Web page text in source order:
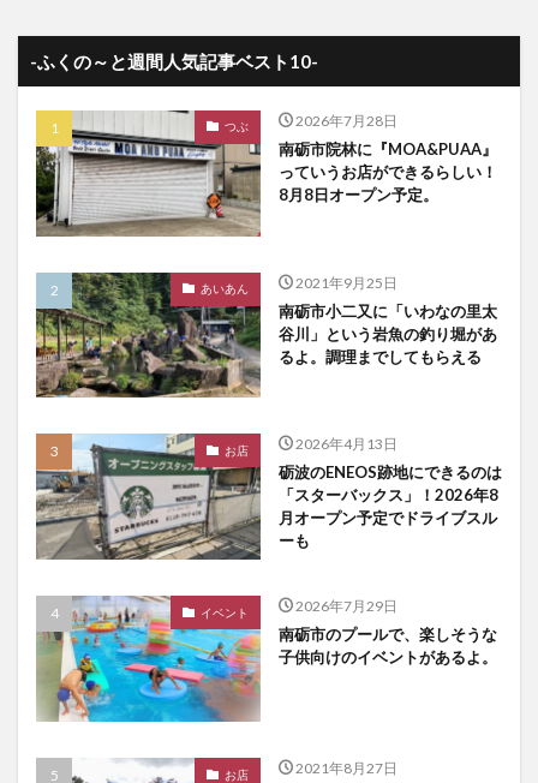
-ふくの～と週間人気記事ベスト10-
つぶ 2026年7月28日
南砺市院林に『MOA&PUAA』
っていうお店ができるらしい！
8月8日オープン予定。
あいあん 2021年9月25日
南砺市小二又に「いわなの里太
谷川」という岩魚の釣り堀があ
るよ。調理までしてもらえる
お店 2026年4月13日
砺波のENEOS跡地にできるのは
「スターバックス」！2026年8
月オープン予定でドライブスル
ーも
イベント 2026年7月29日
南砺市のプールで、楽しそうな
子供向けのイベントがあるよ。
お店 2021年8月27日